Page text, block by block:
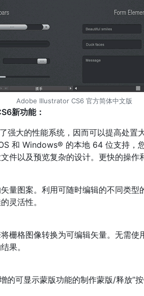
Adobe Illustrator CS6 官方简体中文版
新功能：
强大的性能系统，因而可以提高处置
和 Windows® 的本地 64 位支持，
件以及预览复杂的设计。更快的操作
量图案。利用可随时编辑的不同类型
灵活性。
栅格图像转换为可编辑矢量。无需使
果。
的可显示蒙版功能的制作蒙版/释放”